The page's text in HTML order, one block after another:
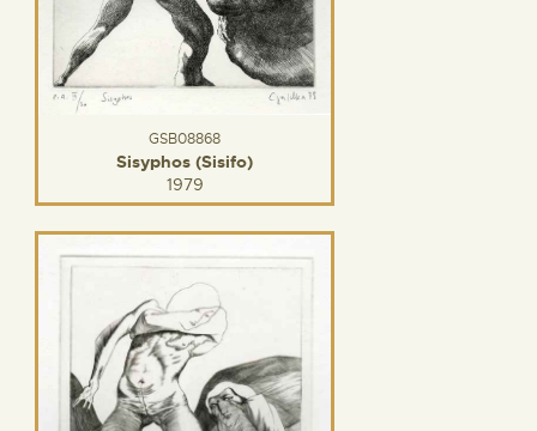
GSB08868
Sisyphos (Sisifo)
1979